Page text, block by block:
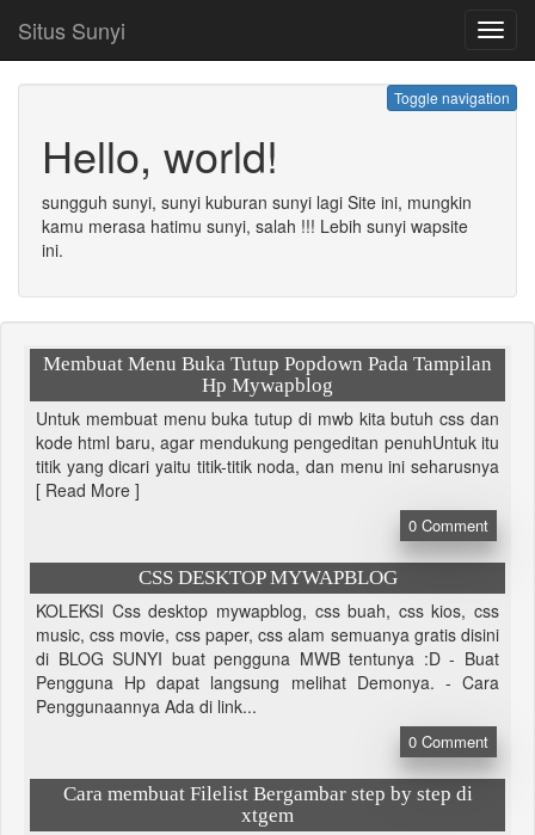
Situs Sunyi
Toggle navigation
Hello, world!
sungguh sunyi, sunyi kuburan sunyi lagi Site ini, mungkin
kamu merasa hatimu sunyi, salah !!! Lebih sunyi wapsite
ini.
Membuat Menu Buka Tutup Popdown Pada Tampilan
Hp Mywapblog
Untuk membuat menu buka tutup di mwb kita butuh css dan
kode html baru, agar mendukung pengeditan penuhUntuk itu
titik yang dicari yaitu titik-titik noda, dan menu ini seharusnya
[ Read More ]
0 Comment
CSS DESKTOP MYWAPBLOG
KOLEKSI Css desktop mywapblog, css buah, css kios, css
music, css movie, css paper, css alam semuanya gratis disini
di BLOG SUNYI buat pengguna MWB tentunya :D - Buat
Pengguna Hp dapat langsung melihat Demonya. - Cara
Penggunaannya Ada di link...
0 Comment
Cara membuat Filelist Bergambar step by step di
xtgem